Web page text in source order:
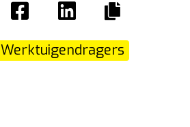
Werktuigendragers